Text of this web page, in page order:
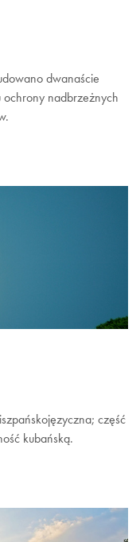
dwanaście
nadbrzeżnych
część
kubańską.